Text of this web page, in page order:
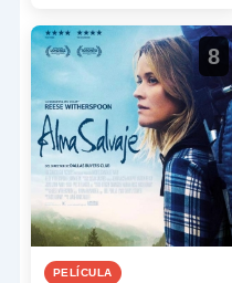
foco de atención […]
8
PELÍCULA